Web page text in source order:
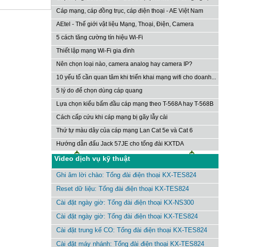
Cáp mạng, cáp đồng trục, cáp điện thoại - AE Việt Nam
AEtel - Thế giới vật liệu Mạng, Thoại, Điện, Camera
5 cách tăng cường tín hiệu Wi-Fi
Thiết lập mạng Wi-Fi gia đình
Nên chọn loại nào, camera analog hay camera IP?
10 yếu tố cần quan tâm khi triển khai mạng wifi cho doanh...
5 lý do để chọn dùng cáp quang
Lựa chọn kiểu bấm đầu cáp mạng theo T-568A hay T-568B
Cách cấp cứu khi cáp mạng bị gãy lẫy cài
Thứ tự màu dây của cáp mạng Lan Cat 5e và Cat 6
Hướng dẫn đấu Jack 57JE cho tổng đài KXTDA
Video dịch vụ kỹ thuật
Ghi âm lời chào: Tổng đài điện thoại KX-TES824
Reset dữ liệu: Tổng đài điện thoại KX-TES824
Cài đặt ngày giờ: Tổng đài điện thoại KX-NS300
Cài đặt ngày giờ: Tổng đài điện thoại KX-TES824
Cài đặt trung kế CO: Tổng đài điện thoại KX-TES824
Cài đặt máy nhánh: Tổng đài điện thoại KX-TES824